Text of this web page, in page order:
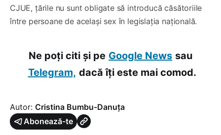
CJUE, țările nu sunt obligate să introducă căsătoriile
între persoane de același sex în legislația națională.
Ne poți citi și pe Google News sau
Telegram, dacă îți este mai comod.
Autor: Cristina Bumbu-Danuța
Abonează-te